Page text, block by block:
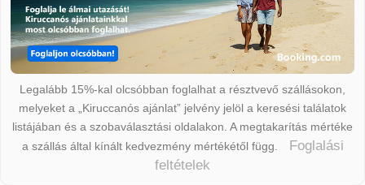
Legalább 15%-kal olcsóbban foglalhat a résztvevő szállásokon,
melyeket a „Kiruccanós ajánlat” jelvény jelöl a keresési találatok
listájában és a szobaválasztási oldalakon. A megtakarítás mértéke
a szállás által kínált kedvezmény mértékétől függ.
Foglalási
feltételek